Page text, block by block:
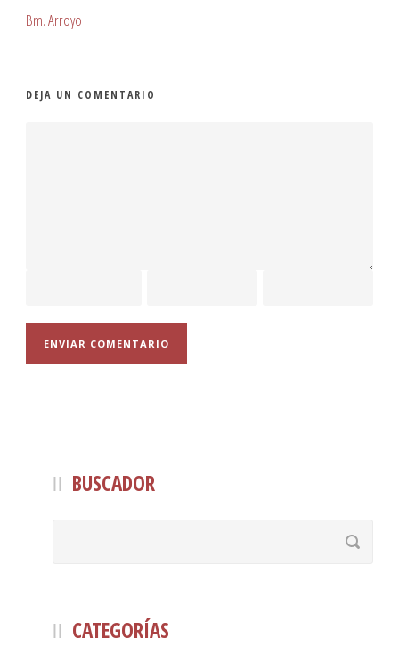
Bm. Arroyo
DEJA UN COMENTARIO
BUSCADOR
CATEGORÍAS